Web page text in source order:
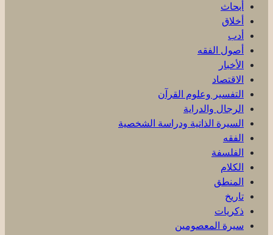
أبحاث
أخلاق
أدب
أصول الفقه
الأخبار
الاقتصاد
التفسير وعلوم القرآن
الرجال والدراية
السيرة الذاتية ودراسة الشخصية
الفقه
الفلسفة
الكلام
المنطق
تاريخ
ذكریات
سيرة المعصومين